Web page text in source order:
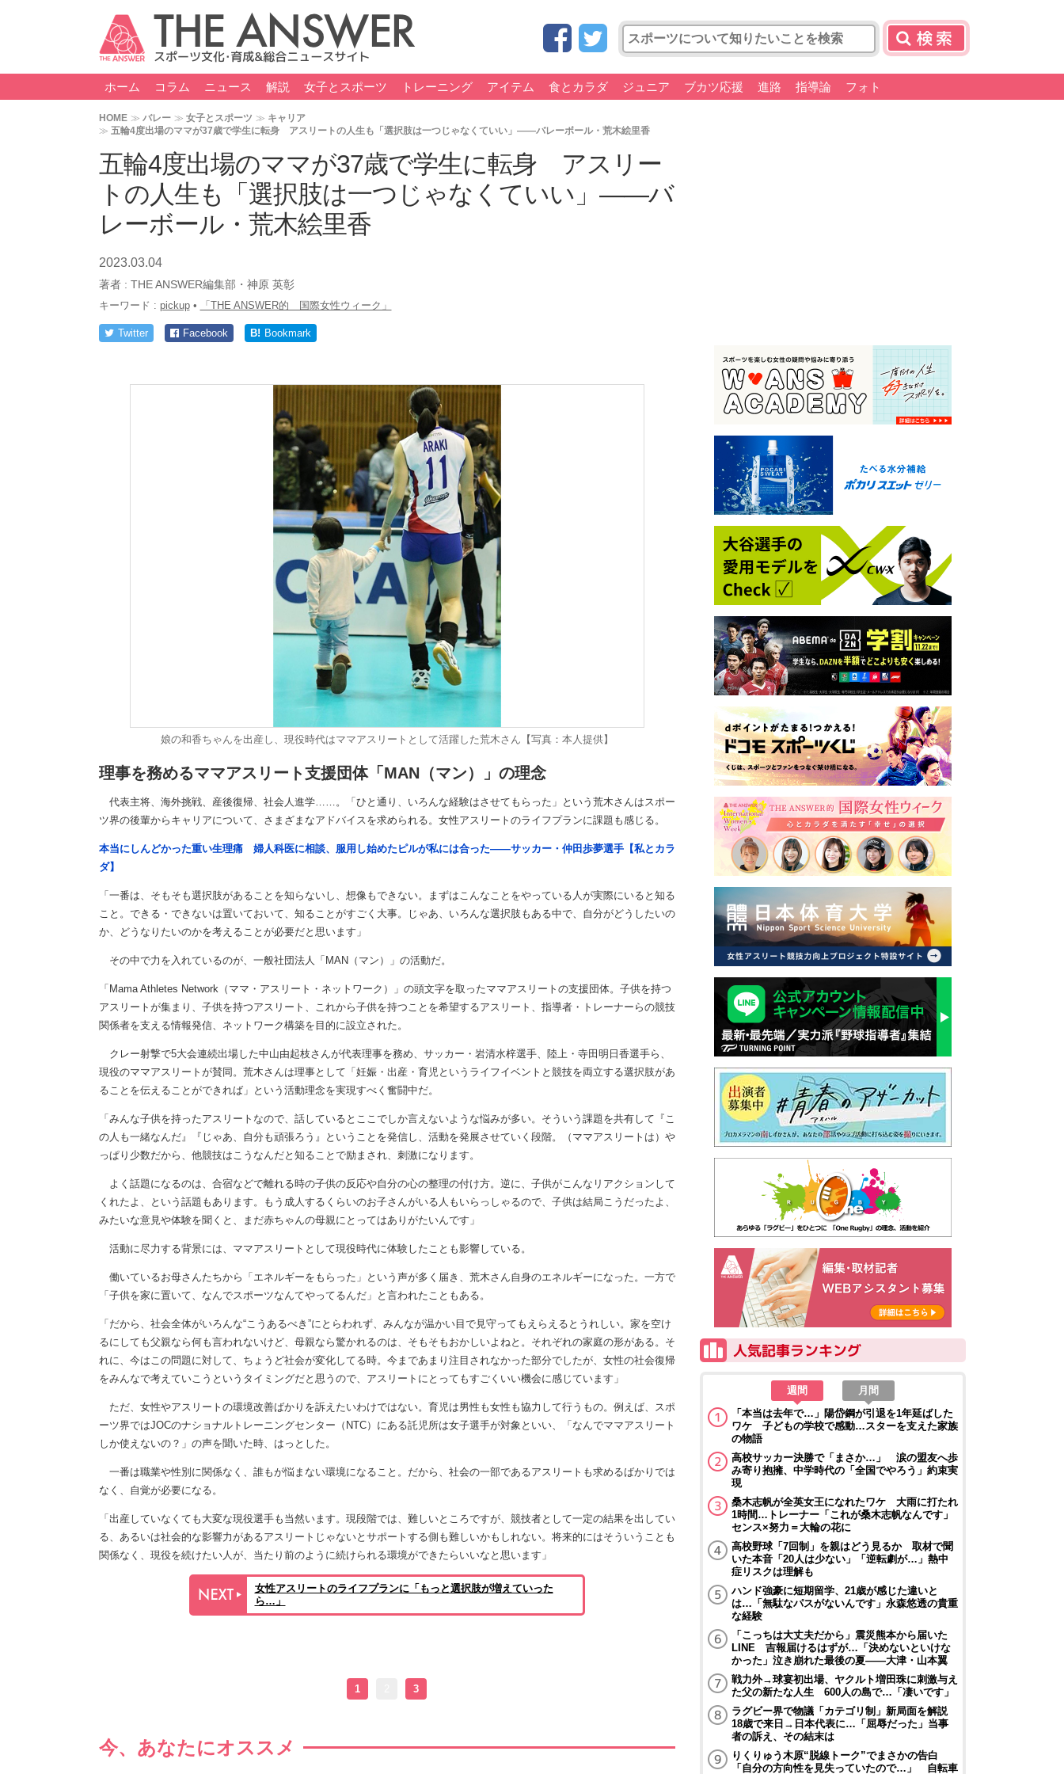
ホーム コラム ニュース 解説 女子とスポーツ トレーニング アイテム 食とカラダ ジュニア ブカツ応援 進路 指導論 フォト
HOME バレー 女子とスポーツ
キャリア
五輪4度出場のママが37歳で学生に転身 アスリートの人生も「選択肢は一つじゃなくていい」――バレーボール・荒木絵里香
五輪4度出場のママが37歳で学生に転身 アスリー
トの人生も「選択肢は一つじゃなくていい」――バ
レーボール・荒木絵里香
2023.03.04
著者 : THE ANSWER編集部・神原 英彰
キーワード : pickup• 「THE ANSWER的 国際女性ウィーク」
Twitter Facebook B! Bookmark
娘の和香ちゃんを出産し、現役時代はママアスリートとして活躍した荒木さん【写真：本人提供】
理事を務めるママアスリート支援団体「MAN（マン）」の理念
代表主将、海外挑戦、産後復帰、社会人進学……。「ひと通り、いろんな経験はさせてもらった」という荒木さんはスポー
ツ界の後輩からキャリアについて、さまざまなアドバイスを求められる。女性アスリートのライフプランに課題も感じる。
本当にしんどかった重い生理痛 婦人科医に相談、服用し始めたピルが私には合った――サッカー・仲田歩夢選手【私とカラ
ダ】
「一番は、そもそも選択肢があることを知らないし、想像もできない。まずはこんなことをやっている人が実際にいると知る
こと。できる・できないは置いておいて、知ることがすごく大事。じゃあ、いろんな選択肢もある中で、自分がどうしたいの
か、どうなりたいのかを考えることが必要だと思います」
その中で力を入れているのが、一般社団法人「MAN（マン）」の活動だ。
「Mama Athletes Network（ママ・アスリート・ネットワーク）」の頭文字を取ったママアスリートの支援団体。子供を持つ
アスリートが集まり、子供を持つアスリート、これから子供を持つことを希望するアスリート、指導者・トレーナーらの競技
関係者を支える情報発信、ネットワーク構築を目的に設立された。
クレー射撃で5大会連続出場した中山由起枝さんが代表理事を務め、サッカー・岩清水梓選手、陸上・寺田明日香選手ら、
現役のママアスリートが賛同。荒木さんは理事として「妊娠・出産・育児というライフイベントと競技を両立する選択肢があ
ることを伝えることができれば」という活動理念を実現すべく奮闘中だ。
「みんな子供を持ったアスリートなので、話しているとここでしか言えないような悩みが多い。そういう課題を共有して『こ
の人も一緒なんだ』『じゃあ、自分も頑張ろう』ということを発信し、活動を発展させていく段階。（ママアスリートは）や
っぱり少数だから、他競技はこうなんだと知ることで励まされ、刺激になります。
よく話題になるのは、合宿などで離れる時の子供の反応や自分の心の整理の付け方。逆に、子供がこんなリアクションして
くれたよ、という話題もあります。もう成人するくらいのお子さんがいる人もいらっしゃるので、子供は結局こうだったよ、
みたいな意見や体験を聞くと、まだ赤ちゃんの母親にとってはありがたいんです」
活動に尽力する背景には、ママアスリートとして現役時代に体験したことも影響している。
働いているお母さんたちから「エネルギーをもらった」という声が多く届き、荒木さん自身のエネルギーになった。一方で
「子供を家に置いて、なんでスポーツなんてやってるんだ」と言われたこともある。
「だから、社会全体がいろんな“こうあるべき”にとらわれず、みんなが温かい目で見守ってもえらえるとうれしい。家を空け
るにしても父親なら何も言われないけど、母親なら驚かれるのは、そもそもおかしいよねと。それぞれの家庭の形がある。そ
れに、今はこの問題に対して、ちょうど社会が変化してる時。今まであまり注目されなかった部分でしたが、女性の社会復帰
をみんなで考えていこうというタイミングだと思うので、アスリートにとってもすごくいい機会に感じています」
ただ、女性やアスリートの環境改善ばかりを訴えたいわけではない。育児は男性も女性も協力して行うもの。例えば、スポ
ーツ界ではJOCのナショナルトレーニングセンター（NTC）にある託児所は女子選手が対象といい、「なんでママアスリート
しか使えないの？」の声を聞いた時、はっとした。
一番は職業や性別に関係なく、誰もが悩まない環境になること。だから、社会の一部であるアスリートも求めるばかりでは
なく、自覚が必要になる。
「出産していなくても大変な現役選手も当然います。現段階では、難しいところですが、競技者として一定の結果を出してい
る、あるいは社会的な影響力があるアスリートじゃないとサポートする側も難しいかもしれない。将来的にはそういうことも
関係なく、現役を続けたい人が、当たり前のように続けられる環境ができたらいいなと思います」
女性アスリートのライフプランに「もっと選択肢が増えていった
ら…」
1 3
今、あなたにオススメ
週間
月間
「本当は去年で…」陽岱鋼が引退を1年延ばした
ワケ 子どもの学校で感動…スターを支えた家族
の物語
高校サッカー決勝で「まさか…」 涙の盟友へ歩
み寄り抱擁、中学時代の「全国でやろう」約束実
現
桑木志帆が全英女王になれたワケ 大雨に打たれ
1時間…トレーナー「これが桑木志帆なんです」
センス×努力＝大輪の花に
高校野球「7回制」を親はどう見るか 取材で聞
いた本音「20人は少ない」「逆転劇が…」熱中
症リスクは理解も
ハンド強豪に短期留学、21歳が感じた違いと
は…「無駄なパスがないんです」永森悠透の貴重
な経験
「こっちは大丈夫だから」震災熊本から届いた
LINE 吉報届けるはずが…「決めないといけな
かった」泣き崩れた最後の夏――大津・山本翼
戦力外→球宴初出場、ヤクルト増田珠に刺激与え
た父の新たな人生 600人の島で…「凄いです」
ラグビー界で物議「カテゴリ制」新局面を解説
18歳で来日→日本代表に…「屈辱だった」当事
者の訴え、その結末は
りくりゅう木原“脱線トーク”でまさかの告白
「自分の方向性を見失っていたので…」 自転車